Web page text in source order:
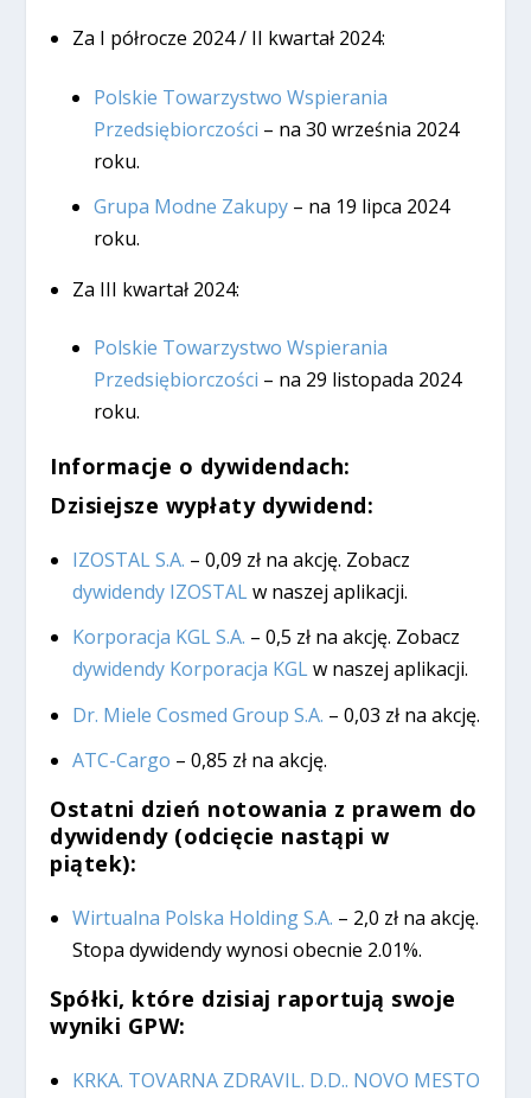
Za I półrocze 2024 / II kwartał 2024:
Polskie Towarzystwo Wspierania
Przedsiębiorczości – na 30 września 2024
roku.
Grupa Modne Zakupy– na 19 lipca 2024
roku.
Za III kwartał 2024:
Polskie Towarzystwo Wspierania
Przedsiębiorczości – na 29 listopada 2024
roku.
Informacje o dywidendach:
Dzisiejsze wypłaty dywidend:
IZOSTAL S.A. – 0,09 zł na akcję. Zobacz
dywidendy IZOSTALw naszej aplikacji.
Korporacja KGL S.A. – 0,5 zł na akcję. Zobacz
dywidendy Korporacja KGLw naszej aplikacji.
Dr. Miele Cosmed Group S.A. – 0,03 zł na akcję.
ATC-Cargo – 0,85 zł na akcję.
Ostatni dzień notowania z prawem do
dywidendy (odcięcie nastąpi w
piątek):
Wirtualna Polska Holding S.A. – 2,0 zł na akcję.
Stopa dywidendy wynosi obecnie 2.01%.
Spółki, które dzisiaj raportują swoje
wyniki GPW:
KRKA. TOVARNA ZDRAVIL. D.D.. NOVO MESTO